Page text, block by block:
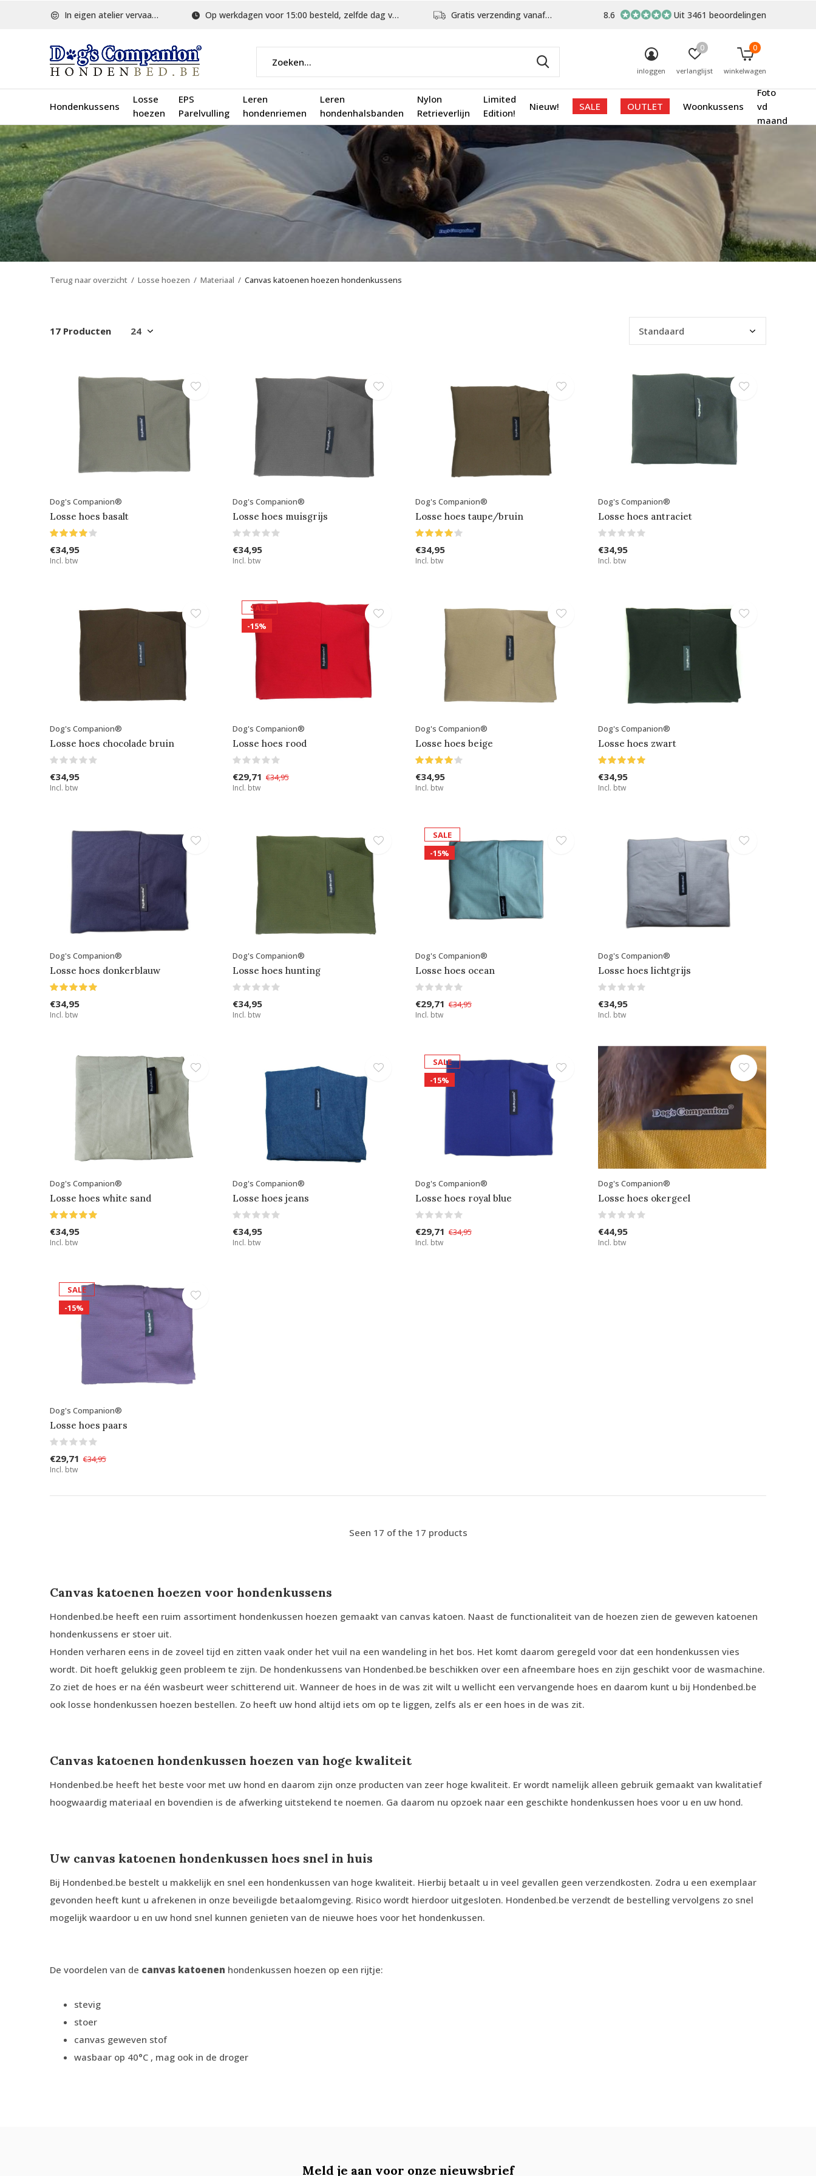
Hondenkussens
Losse
hoezen
EPS
Parelvulling
Leren
hondenriemen
Leren
hondenhalsbanden
Nylon
Retrieverlijn
Limited
Edition!
Nieuw! SALE OUTLET Woonkussens
Foto
vd
maand
inloggen verlanglijst
0
winkelwagen
0
In eigen atelier vervaardigd Op werkdagen voor 15:00 besteld, zelfde dag verstuurd Gratis verzending vanaf €75,- 8.6 Uit 3461 beoordelingen
Terug naar overzicht Losse hoezen Materiaal Canvas katoenen hoezen hondenkussens
17 Producten
Dog's Companion®
Losse hoes basalt
€34,95
Incl. btw
Dog's Companion®
Losse hoes muisgrijs
€34,95
Incl. btw
Dog's Companion®
Losse hoes taupe/bruin
€34,95
Incl. btw
Dog's Companion®
Losse hoes antraciet
€34,95
Incl. btw
Dog's Companion®
Losse hoes chocolade bruin
€34,95
Incl. btw
SALE
-15%
Dog's Companion®
Losse hoes rood
€29,71 €34,95
Incl. btw
Dog's Companion®
Losse hoes beige
€34,95
Incl. btw
Dog's Companion®
Losse hoes zwart
€34,95
Incl. btw
Dog's Companion®
Losse hoes donkerblauw
€34,95
Incl. btw
Dog's Companion®
Losse hoes hunting
€34,95
Incl. btw
SALE
-15%
Dog's Companion®
Losse hoes ocean
€29,71 €34,95
Incl. btw
Dog's Companion®
Losse hoes lichtgrijs
€34,95
Incl. btw
Dog's Companion®
Losse hoes white sand
€34,95
Incl. btw
Dog's Companion®
Losse hoes jeans
€34,95
Incl. btw
SALE
-15%
Dog's Companion®
Losse hoes royal blue
€29,71 €34,95
Incl. btw
Dog's Companion®
Losse hoes okergeel
€44,95
Incl. btw
SALE
-15%
Dog's Companion®
Losse hoes paars
€29,71 €34,95
Incl. btw
Seen 17 of the 17 products
Canvas katoenen hoezen voor hondenkussens
Hondenbed.be heeft een ruim assortiment hondenkussen hoezen gemaakt van canvas katoen. Naast de functionaliteit van de hoezen zien de geweven katoenen
hondenkussens er stoer uit.
Honden verharen eens in de zoveel tijd en zitten vaak onder het vuil na een wandeling in het bos. Het komt daarom geregeld voor dat een hondenkussen vies
wordt. Dit hoeft gelukkig geen probleem te zijn. De hondenkussens van Hondenbed.be beschikken over een afneembare hoes en zijn geschikt voor de wasmachine.
Zo ziet de hoes er na één wasbeurt weer schitterend uit. Wanneer de hoes in de was zit wilt u wellicht een vervangende hoes en daarom kunt u bij Hondenbed.be
ook losse hondenkussen hoezen bestellen. Zo heeft uw hond altijd iets om op te liggen, zelfs als er een hoes in de was zit.
Canvas katoenen hondenkussen hoezen van hoge kwaliteit
Hondenbed.be heeft het beste voor met uw hond en daarom zijn onze producten van zeer hoge kwaliteit. Er wordt namelijk alleen gebruik gemaakt van kwalitatief
hoogwaardig materiaal en bovendien is de afwerking uitstekend te noemen. Ga daarom nu opzoek naar een geschikte hondenkussen hoes voor u en uw hond.
Uw canvas katoenen hondenkussen hoes snel in huis
Bij Hondenbed.be bestelt u makkelijk en snel een hondenkussen van hoge kwaliteit. Hierbij betaalt u in veel gevallen geen verzendkosten. Zodra u een exemplaar
gevonden heeft kunt u afrekenen in onze beveiligde betaalomgeving. Risico wordt hierdoor uitgesloten. Hondenbed.be verzendt de bestelling vervolgens zo snel
mogelijk waardoor u en uw hond snel kunnen genieten van de nieuwe hoes voor het hondenkussen.
De voordelen van de canvas katoenen hondenkussen hoezen op een rijtje:
stevig
stoer
canvas geweven stof
wasbaar op 40°C , mag ook in de droger
Meld je aan voor onze nieuwsbrief